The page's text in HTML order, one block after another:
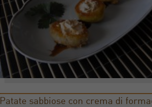
Patate sabbiose con crema di